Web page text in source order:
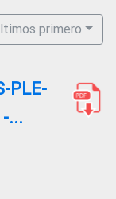
primero
PLE-
...